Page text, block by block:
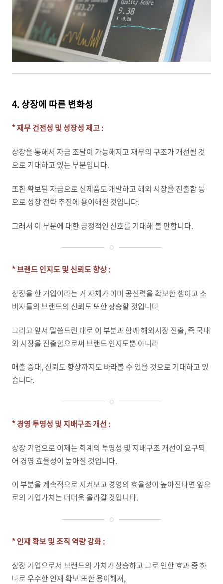
4. 상장에 따른 변화성
* 재무 건전성 및 성장성 제고 :
상장을 통해서 자금 조달이 가능해지고 재무의 구조가 개선될 것
으로 기대하고 있는 부분입니다.
또한 확보된 자금으로 신제품도 개발하고 해외 시장을 진출함 등
으로 성장 전략 추진에 용이해질 것입니다.
그래서 이 부분에 대한 긍정적인 신호를 기대해 볼 만합니다.
* 브랜드 인지도 및 신뢰도 향상 :
상장을 한 기업이라는 거 자체가 이미 공신력을 확보한 셈이고 소
비자들의 브랜드의 신뢰도 또한 상승할 것입니다
그리고 앞서 말씀드린 대로 이 부분과 함께 해외시장 진출, 즉 국내
외 시장을 진출함으로써 브랜드 인지도뿐 아니라
매출 증대, 신뢰도 향상까지도 바라볼 수 있을 것으로 기대하고 있
습니다.
* 경영 투명성 및 지배구조 개선 :
상장 기업으로 이제는 회계의 투명성 및 지배구조 개선이 요구되
어 경영 효율성이 높아질 것입니다.
이 부분을 계속적으로 지켜보고 경영의 효율성이 높아진다면 앞으
로의 기업가치는 더더욱 올라갈 것입니다.
* 인재 확보 및 조직 역량 강화 :
상장 기업으로서 브랜드의 가치가 상승하고 그로 인한 효과 중 하
나로 우수한 인재 확보 또한 용이해져,